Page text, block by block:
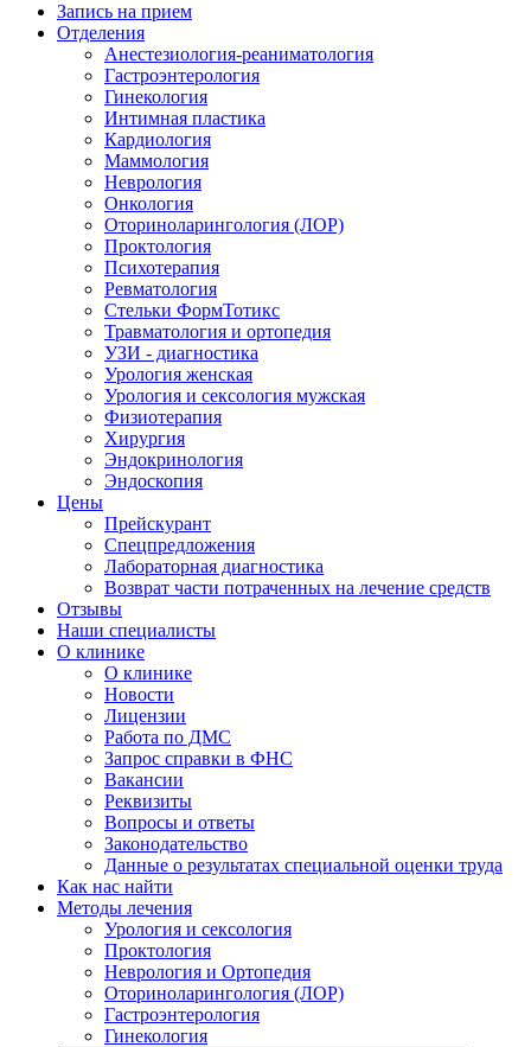
Запись на прием
Отделения
Анестезиология-реаниматология
Гастроэнтерология
Гинекология
Интимная пластика
Кардиология
Маммология
Неврология
Онкология
Оториноларингология (ЛОР)
Проктология
Психотерапия
Ревматология
Стельки ФормТотикс
Травматология и ортопедия
УЗИ - диагностика
Урология женская
Урология и сексология мужская
Физиoтepaпия
Хирургия
Эндокринология
Эндоскопия
Цены
Прейскурант
Спецпредложения
Лабораторная диагностика
Возврат части потраченных на лечение средств
Отзывы
Наши специалисты
О клинике
О клинике
Новости
Лицензии
Работа по ДМС
Запрос справки в ФНС
Вакансии
Реквизиты
Вопросы и ответы
Законодательство
Данные о результатах специальной оценки труда
Как нас найти
Методы лечения
Урология и сексология
Проктология
Неврология и Ортопедия
Оториноларингология (ЛОР)
Гастроэнтерология
Гинекология